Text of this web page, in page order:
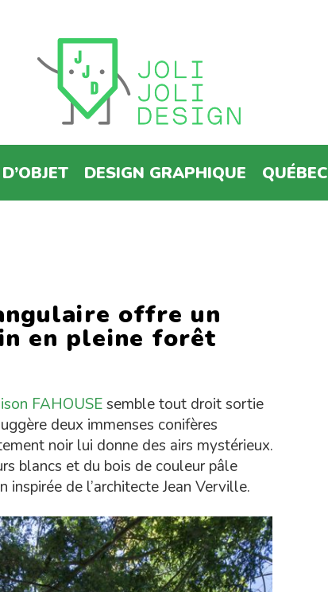
DESIGN GRAPHIQUE QUÉBEC
offre un
en pleine forêt
FAHOUSEsemble tout droit sortie
deux immenses conifères
noir lui donne des airs mystérieux.
blancs et du bois de couleur pâle
inspirée de l’architecte Jean Verville.